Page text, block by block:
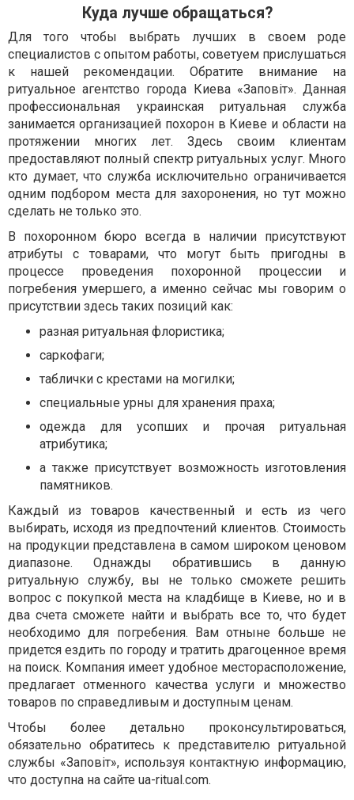
Куда лучше обращаться?
Для того чтобы выбрать лучших в своем роде
специалистов с опытом работы, советуем прислушаться
к нашей рекомендации. Обратите внимание на
ритуальное агентство города Киева «Заповіт». Данная
профессиональная украинская ритуальная служба
занимается организацией похорон в Киеве и области на
протяжении многих лет. Здесь своим клиентам
предоставляют полный спектр ритуальных услуг. Много
кто думает, что служба исключительно ограничивается
одним подбором места для захоронения, но тут можно
сделать не только это.
В похоронном бюро всегда в наличии присутствуют
атрибуты с товарами, что могут быть пригодны в
процессе проведения похоронной процессии и
погребения умершего, а именно сейчас мы говорим о
присутствии здесь таких позиций как:
разная ритуальная флористика;
саркофаги;
таблички с крестами на могилки;
специальные урны для хранения праха;
одежда для усопших и прочая ритуальная
атрибутика;
а также присутствует возможность изготовления
памятников.
Каждый из товаров качественный и есть из чего
выбирать, исходя из предпочтений клиентов. Стоимость
на продукции представлена в самом широком ценовом
диапазоне. Однажды обратившись в данную
ритуальную службу, вы не только сможете решить
вопрос с покупкой места на кладбище в Киеве, но и в
два счета сможете найти и выбрать все то, что будет
необходимо для погребения. Вам отныне больше не
придется ездить по городу и тратить драгоценное время
на поиск. Компания имеет удобное месторасположение,
предлагает отменного качества услуги и множество
товаров по справедливым и доступным ценам.
Чтобы более детально проконсультироваться,
обязательно обратитесь к представителю ритуальной
службы «Заповіт», используя контактную информацию,
что доступна на сайте ua-ritual.com.